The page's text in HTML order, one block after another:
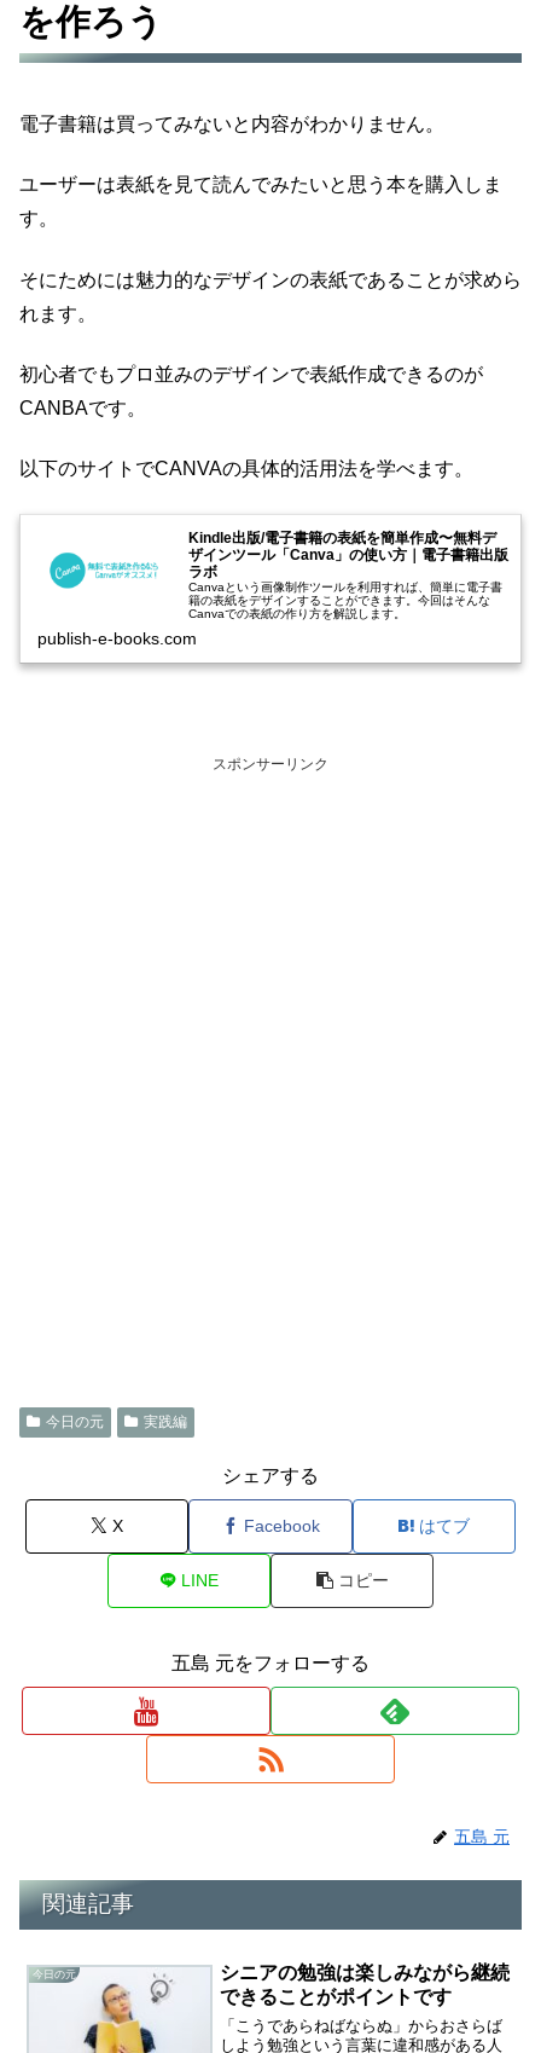
を作ろう
電子書籍は買ってみないと内容がわかりません。
ユーザーは表紙を見て読んでみたいと思う本を購入しま
す。
そにためには魅力的なデザインの表紙であることが求めら
れます。
初心者でもプロ並みのデザインで表紙作成できるのが
CANBAです。
以下のサイトでCANVAの具体的活用法を学べます。
Kindle出版/電子書籍の表紙を簡単作成〜無料デ
ザインツール「Canva」の使い方｜電子書籍出版
ラボ
Canvaという画像制作ツールを利用すれば、簡単に電子書
籍の表紙をデザインすることができます。今回はそんな
Canvaでの表紙の作り方を解説します。
publish-e-books.com
スポンサーリンク
今日の元 実践編
シェアする
X Facebook はてブ
LINE コピー
五島 元をフォローする
五島 元
関連記事
今日の元
シニアの勉強は楽しみながら継続
できることがポイントです
「こうであらねばならぬ」からおさらば
しよう勉強という言葉に違和感がある人